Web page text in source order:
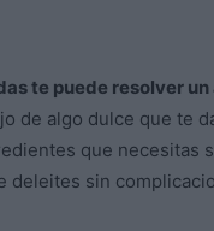
te puede resolver un
de algo dulce que te
que necesitas
deleites sin